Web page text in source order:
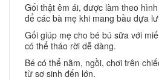
Gối thật êm ái, được làm theo
để các bà mẹ khi mang bầu dựa
Gối giúp mẹ cho bé bú sữa với
có thể tháo rời dễ dàng.
Bé có thể nằm, ngồi, chơi trên
từ sơ sinh đến lớn.